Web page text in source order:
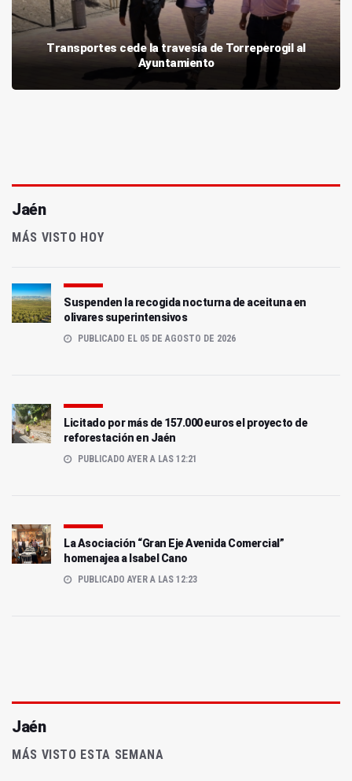
Transportes cede la travesía de Torreperogil al
Ayuntamiento
Jaén
MÁS VISTO HOY
Suspenden la recogida nocturna de aceituna en
olivares superintensivos
PUBLICADO EL 05 DE AGOSTO DE 2026
Licitado por más de 157.000 euros el proyecto de
reforestación en Jaén
PUBLICADO AYER A LAS 12:21
La Asociación “Gran Eje Avenida Comercial”
homenajea a Isabel Cano
PUBLICADO AYER A LAS 12:23
Jaén
MÁS VISTO ESTA SEMANA